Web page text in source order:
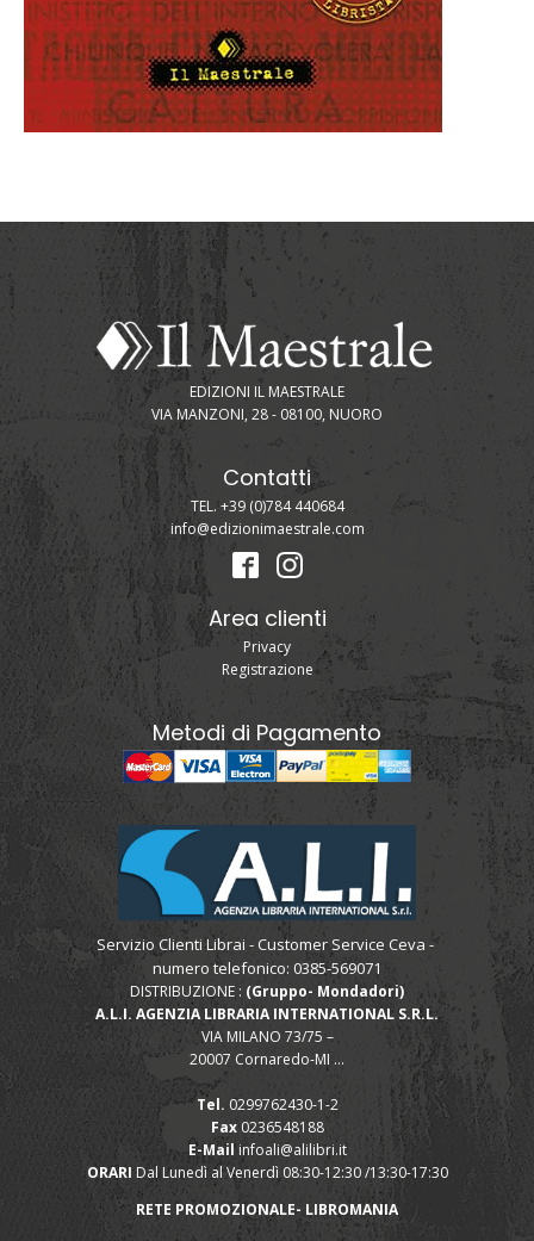
EDIZIONI IL MAESTRALE
VIA MANZONI, 28 - 08100, NUORO
Contatti
TEL. +39 (0)784 440684
info@edizionimaestrale.com
Area clienti
Privacy
Registrazione
Metodi di Pagamento
Servizio Clienti Librai - Customer Service Ceva -
numero telefonico: 0385-569071
DISTRIBUZIONE : (Gruppo- Mondadori)
A.L.I. AGENZIA LIBRARIA INTERNATIONAL S.R.L.
VIA MILANO 73/75 –
20007 Cornaredo-MI ...
Tel. 0299762430-1-2
Fax0236548188
E-Mail infoali@alilibri.it
ORARI Dal Lunedì al Venerdì 08:30-12:30 /13:30-17:30
RETE PROMOZIONALE- LIBROMANIA